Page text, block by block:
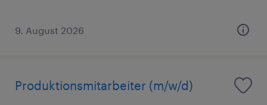
9. August 2026
Produktionsmitarbeiter (m/w/d)